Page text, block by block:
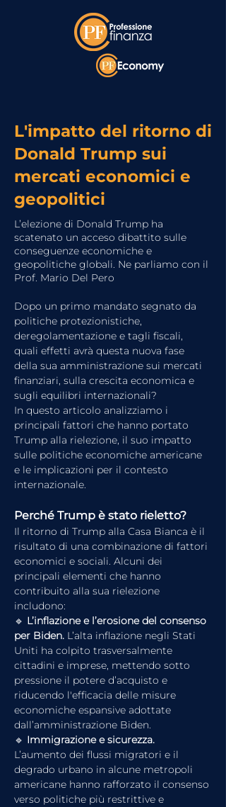
L'impatto del ritorno di
Donald Trump sui
mercati economici e
geopolitici
L’elezione di Donald Trump ha
scatenato un acceso dibattito sulle
conseguenze economiche e
geopolitiche globali. Ne parliamo con il
Prof. Mario Del Pero
Dopo un primo mandato segnato da
politiche protezionistiche,
deregolamentazione e tagli fiscali,
quali effetti avrà questa nuova fase
della sua amministrazione sui mercati
finanziari, sulla crescita economica e
sugli equilibri internazionali?
In questo articolo analizziamo i
principali fattori che hanno portato
Trump alla rielezione, il suo impatto
sulle politiche economiche americane
e le implicazioni per il contesto
internazionale.
Perché Trump è stato rieletto?
Il ritorno di Trump alla Casa Bianca è il
risultato di una combinazione di fattori
economici e sociali. Alcuni dei
principali elementi che hanno
contribuito alla sua rielezione
includono:
🔹 L’inflazione e l’erosione del consenso
per Biden. L’alta inflazione negli Stati
Uniti ha colpito trasversalmente
cittadini e imprese, mettendo sotto
pressione il potere d’acquisto e
riducendo l'efficacia delle misure
economiche espansive adottate
dall’amministrazione Biden.
🔹 Immigrazione e sicurezza.
L’aumento dei flussi migratori e il
degrado urbano in alcune metropoli
americane hanno rafforzato il consenso
verso politiche più restrittive e